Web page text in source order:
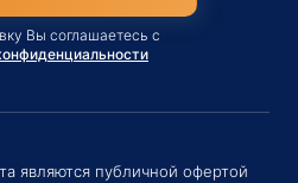
Вы соглашаетесь с
являются публичной офертой